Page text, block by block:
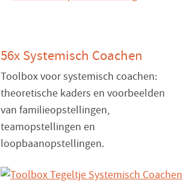
56x Systemisch Coachen
Toolbox voor systemisch coachen:
theoretische kaders en voorbeelden
van familieopstellingen,
teamopstellingen en
loopbaanopstellingen.